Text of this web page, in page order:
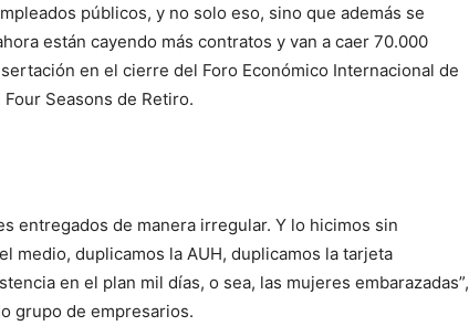
públicos, y no solo eso, sino que además se
están cayendo más contratos y van a caer 70.000
en el cierre del Foro Económico Internacional de
Seasons de Retiro.
entregados de manera irregular. Y lo hicimos sin
medio, duplicamos la AUH, duplicamos la tarjeta
en el plan mil días, o sea, las mujeres embarazadas”,
grupo de empresarios.